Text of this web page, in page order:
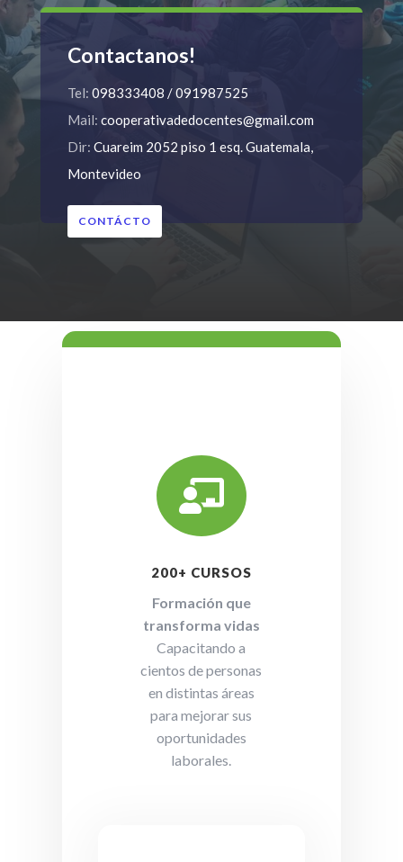
Contactanos!
Tel: 098333408 / 091987525
Mail: cooperativadedocentes@gmail.com
Dir: Cuareim 2052 piso 1 esq. Guatemala,
Montevideo
CONTÁCTO

200+ CURSOS
Formación que
transforma vidas
Capacitando a
cientos de personas
en distintas áreas
para mejorar sus
oportunidades
laborales.